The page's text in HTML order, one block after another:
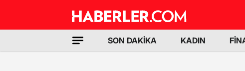
SON DAKİKA KADIN